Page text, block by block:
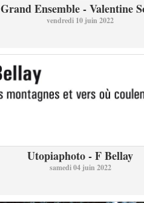
Grand Ensemble - Valentine
vendredi 10 juin 2022
Utopiaphoto - F Bellay
samedi 04 juin 2022